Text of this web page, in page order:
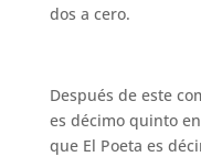
dos a cero.
Después de este
es décimo quinto
que El Poeta es